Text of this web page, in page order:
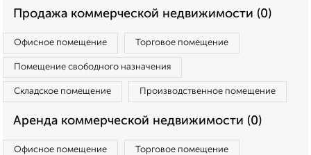
Продажа коммерческой недвижимости (0)
Офисное помещение Торговое помещение
Помещение свободного назначения
Складское помещение Производственное помещение
Аренда коммерческой недвижимости (0)
Офисное помещение Торговое помещение